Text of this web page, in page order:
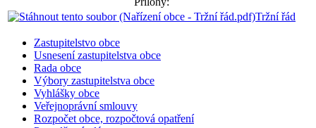
Tržní řád
Zastupitelstvo obce
Usnesení zastupitelstva obce
Rada obce
Výbory zastupitelstva obce
Vyhlášky obce
Veřejnoprávní smlouvy
Rozpočet obce, rozpočtová opatření